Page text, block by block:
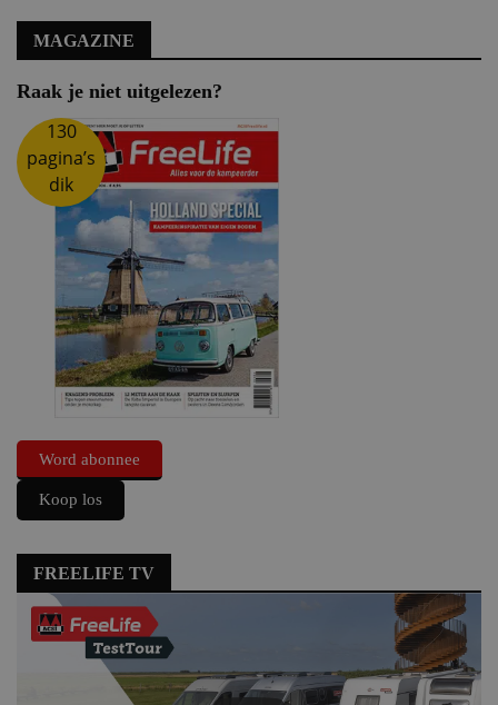
MAGAZINE
Raak je niet uitgelezen?
130
pagina’s
dik
Word abonnee
Koop los
FREELIFE TV